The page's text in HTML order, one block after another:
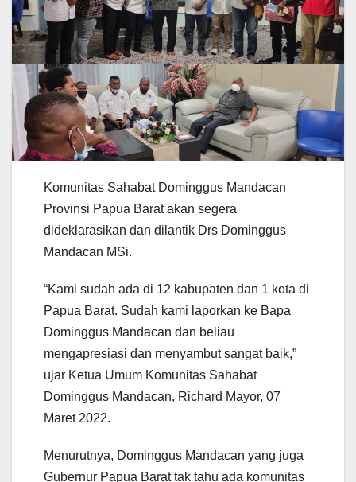
Komunitas Sahabat Dominggus Mandacan
Provinsi Papua Barat akan segera
dideklarasikan dan dilantik Drs Dominggus
Mandacan MSi.
“Kami sudah ada di 12 kabupaten dan 1 kota di
Papua Barat. Sudah kami laporkan ke Bapa
Dominggus Mandacan dan beliau
mengapresiasi dan menyambut sangat baik,”
ujar Ketua Umum Komunitas Sahabat
Dominggus Mandacan, Richard Mayor, 07
Maret 2022.
Menurutnya, Dominggus Mandacan yang juga
Gubernur Papua Barat tak tahu ada komunitas